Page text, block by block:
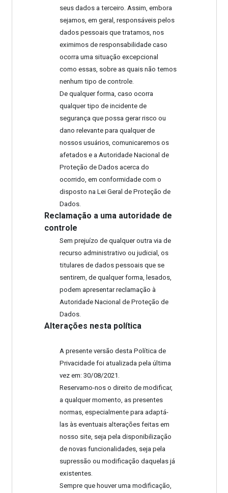
seus dados a terceiro. Assim, embora
sejamos, em geral, responsáveis pelos
dados pessoais que tratamos, nos
eximimos de responsabilidade caso
ocorra uma situação excepcional
como essas, sobre as quais não temos
nenhum tipo de controle.
De qualquer forma, caso ocorra
qualquer tipo de incidente de
segurança que possa gerar risco ou
dano relevante para qualquer de
nossos usuários, comunicaremos os
afetados e a Autoridade Nacional de
Proteção de Dados acerca do
ocorrido, em conformidade com o
disposto na Lei Geral de Proteção de
Dados.
Reclamação a uma autoridade de
controle
Sem prejuízo de qualquer outra via de
recurso administrativo ou judicial, os
titulares de dados pessoais que se
sentirem, de qualquer forma, lesados,
podem apresentar reclamação à
Autoridade Nacional de Proteção de
Dados.
Alterações nesta política
A presente versão desta Política de
Privacidade foi atualizada pela última
vez em: 30/08/2021.
Reservamo-nos o direito de modificar,
a qualquer momento, as presentes
normas, especialmente para adaptá-
las às eventuais alterações feitas em
nosso site, seja pela disponibilização
de novas funcionalidades, seja pela
supressão ou modificação daquelas já
existentes.
Sempre que houver uma modificação,